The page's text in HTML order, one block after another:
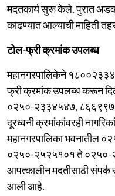
मदतकार्य सुरू केले. पुरात
काढण्यात आल्याची माहिती
टोल-फ्री क्रमांक उपलब्ध
महानगरपालिकेने
फ्री क्रमांक उपलब्ध करून
०२५०-२३३४५४७,
दूरध्वनी क्रमांकांवरही
महानगरपालिका भवनातील
०२५०-२५२५१०१ ते ०२५०-
आपत्कालीन मदतीसाठी संपर्क
आली आहे.